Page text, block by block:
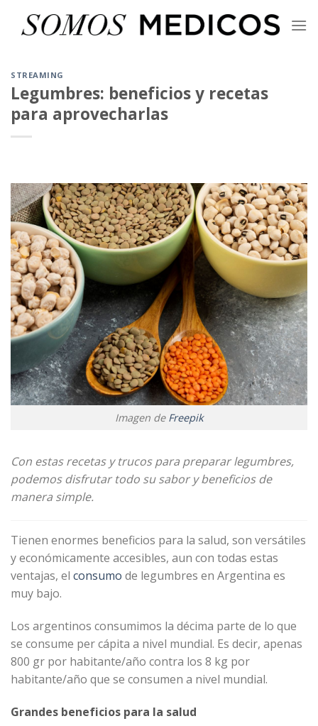
STREAMING
Legumbres: beneficios y recetas
para aprovecharlas
Imagen de Freepik
Con estas recetas y trucos para preparar legumbres,
podemos disfrutar todo su sabor y beneficios de
manera simple.
Tienen enormes beneficios para la salud, son versátiles
y económicamente accesibles, aun con todas estas
ventajas, el consumo de legumbres en Argentina es
muy bajo.
Los argentinos consumimos la décima parte de lo que
se consume per cápita a nivel mundial. Es decir, apenas
800 gr por habitante/año contra los 8 kg por
habitante/año que se consumen a nivel mundial.
Grandes beneficios para la salud